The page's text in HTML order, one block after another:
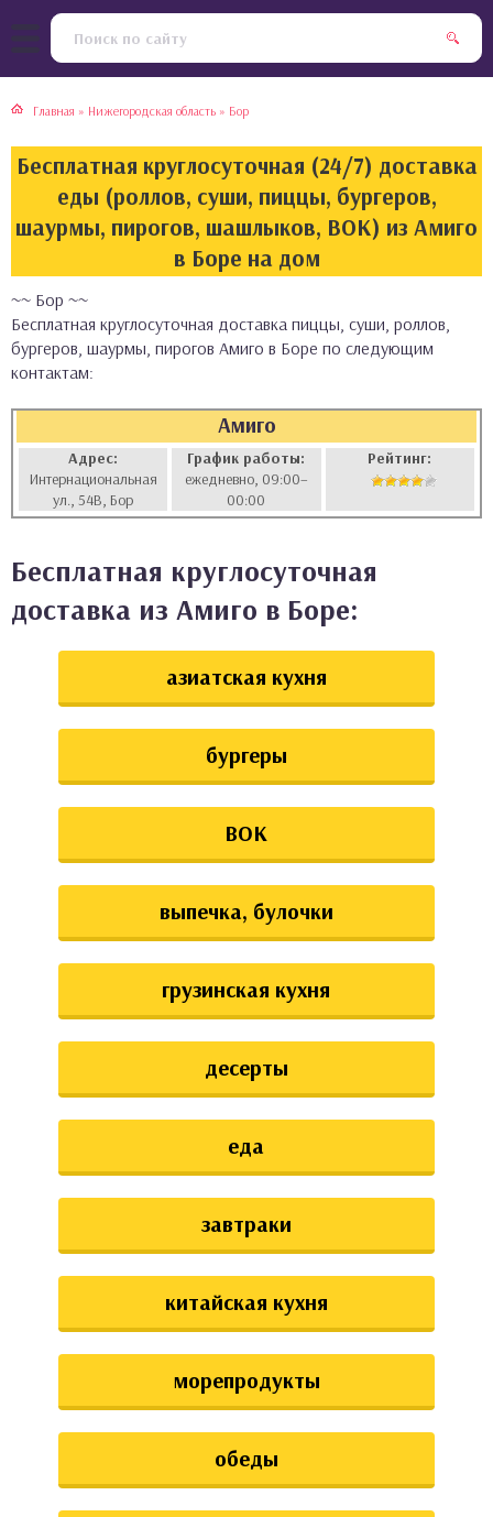
Главная » Нижегородская область » Бор
Бесплатная круглосуточная (24/7) доставка
еды (роллов, суши, пиццы, бургеров,
шаурмы, пирогов, шашлыков, ВОК) из Амиго
в Боре на дом
~~ Бор ~~
Бесплатная круглосуточная доставка пиццы, суши, роллов,
бургеров, шаурмы, пирогов Амиго в Боре по следующим
контактам:
Амиго
Адрес:
Интернациональная
ул., 54В, Бор
График работы:
ежедневно, 09:00–
00:00
Рейтинг:
Бесплатная круглосуточная
доставка из Амиго в Боре:
азиатская кухня
бургеры
ВОК
выпечка, булочки
грузинская кухня
десерты
еда
завтраки
китайская кухня
морепродукты
обеды
кухня
кухня
кухня
кухня
булочки